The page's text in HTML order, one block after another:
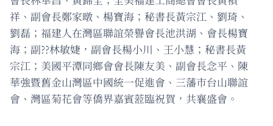
祥、副會長鄭家暾、楊寶海；秘書長黃宗江、劉琦、
劉磊；福建人在灣區聯誼榮譽會長池洪湖、會長楊寶
海；副??林敏婕，副會長楊小川、王小慧；秘書長黃
宗江；美國平潭同鄉會會長陳友美、副會長念平、陳
華強暨舊金山灣區中國統一促進會、三藩市台山聯誼
會、灣區菊花會等僑界嘉賓蒞臨祝賀，共襄盛會。